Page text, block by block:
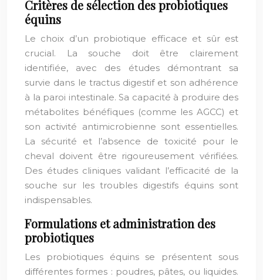
Critères de sélection des probiotiques
équins
Le choix d’un probiotique efficace et sûr est
crucial. La souche doit être clairement
identifiée, avec des études démontrant sa
survie dans le tractus digestif et son adhérence
à la paroi intestinale. Sa capacité à produire des
métabolites bénéfiques (comme les AGCC) et
son activité antimicrobienne sont essentielles.
La sécurité et l’absence de toxicité pour le
cheval doivent être rigoureusement vérifiées.
Des études cliniques validant l’efficacité de la
souche sur les troubles digestifs équins sont
indispensables.
Formulations et administration des
probiotiques
Les probiotiques équins se présentent sous
différentes formes : poudres, pâtes, ou liquides.